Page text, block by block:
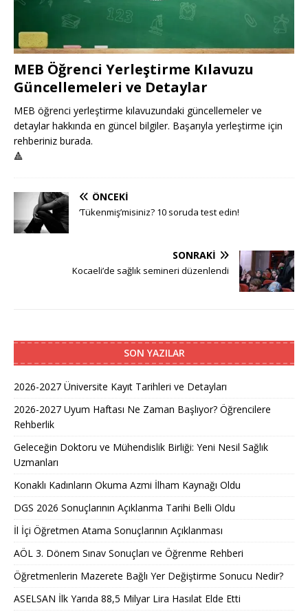
MEB Öğrenci Yerleştirme Kılavuzu
Güncellemeleri ve Detaylar
MEB öğrenci yerleştirme kılavuzundaki güncellemeler ve
detaylar hakkında en güncel bilgiler. Başarıyla yerleştirme için
rehberiniz burada.
🔺
ÖNCEKI
‘Tükenmiş’misiniz? 10 soruda test edin!
SONRAKI
Kocaeli’de sağlık semineri düzenlendi
SON YAZILAR
2026-2027 Üniversite Kayıt Tarihleri ve Detayları
2026-2027 Uyum Haftası Ne Zaman Başlıyor? Öğrencilere
Rehberlik
Geleceğin Doktoru ve Mühendislik Birliği: Yeni Nesil Sağlık
Uzmanları
Konaklı Kadınların Okuma Azmi İlham Kaynağı Oldu
DGS 2026 Sonuçlarının Açıklanma Tarihi Belli Oldu
İl İçi Öğretmen Atama Sonuçlarının Açıklanması
AÖL 3. Dönem Sınav Sonuçları ve Öğrenme Rehberi
Öğretmenlerin Mazerete Bağlı Yer Değiştirme Sonucu Nedir?
ASELSAN İlk Yarıda 88,5 Milyar Lira Hasılat Elde Etti